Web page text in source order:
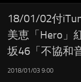
RSS
LINKS
18/01/02付
美恵「Hero」
坂46「不協和
2018/01/03 9:00